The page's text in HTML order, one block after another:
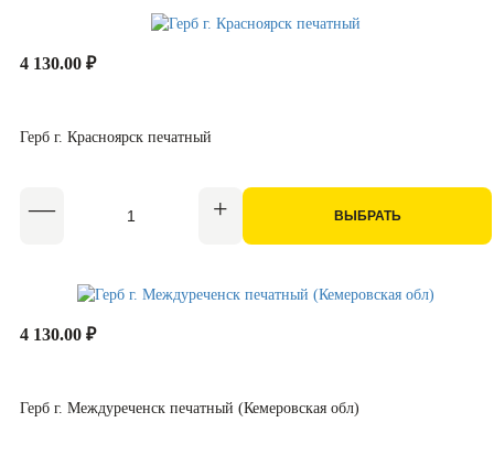
4 130.00 ₽
Герб г. Красноярск печатный
ВЫБРАТЬ
4 130.00 ₽
Герб г. Междуреченск печатный (Кемеровская обл)